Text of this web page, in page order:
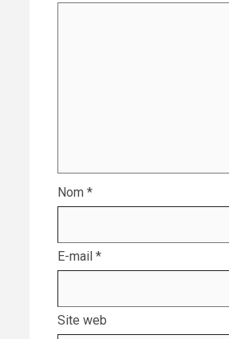
Nom *
E-mail *
Site web